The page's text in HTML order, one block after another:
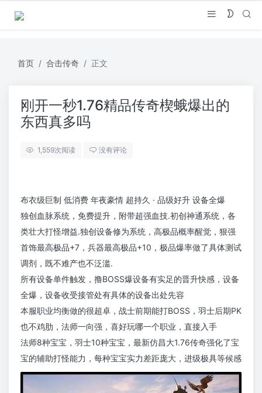
首页 合击传奇 正文
刚开一秒1.76精品传奇楔蛾爆出的
东西真多吗
1,559次阅读 没有评论
布衣级巨制 低消费 年夜豪情 超持久 · 品级好升 设备全爆
独创血脉系统，免费提升，附带超强血技.初创神通系统，各
类壮大打怪增益.独创设备修为系统，高极品概率醒觉，狠强
首饰最高极品+7，兵器最高极品+10，极品爆率做了具体测试
调剂，既不难产也不泛滥.
所有设备单件触发，撸BOSS爆设备有实足的晋升快感，设备
全爆，设备收受接管处有具体的设备出处先容
本服职业均衡做的很超卓，战士前期能打BOSS，羽士后期PK
也不鸡肋，法师一向强，喜好玩哪一个职业，直接入手
法师8种宝宝，羽士10种宝宝，最新仿昌大1.76传奇强化了宝
宝的辅助打怪能力，每种宝宝实力差距庞大，进级极具等候感